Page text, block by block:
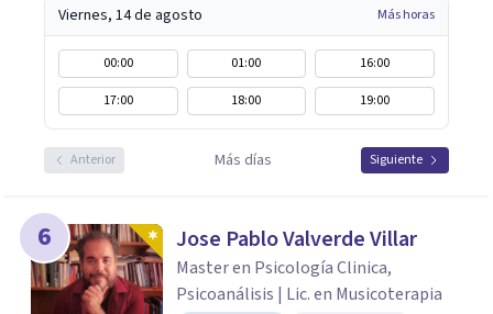
Viernes, 14 de agosto Más horas
00:00 01:00
16:00
17:00
18:00 19:00
Anterior Más días Siguiente
6 Jose Pablo Valverde Villar
Master en Psicología Clinica,
Psicoanálisis | Lic. en Musicoterapia